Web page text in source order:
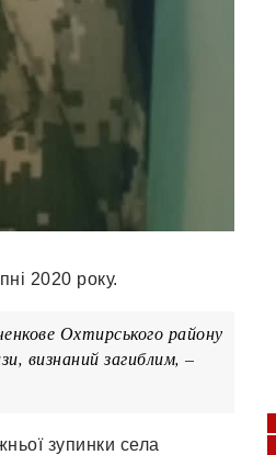
2020 року.
Охтирського району
визнаний загиблим, –
зупинки села